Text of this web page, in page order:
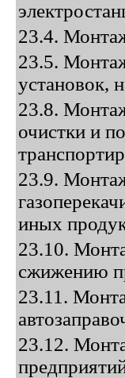
23.4.
23.5.
установок,
23.8.
очистки и
23.9.
иных
23.10.
сжижению
23.11.
23.12.